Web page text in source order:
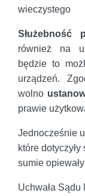
wieczystego
Służebność
również na
będzie to
urządzeń.
wolno
prawie
Jednocześnie
które
sumie
Uchwała